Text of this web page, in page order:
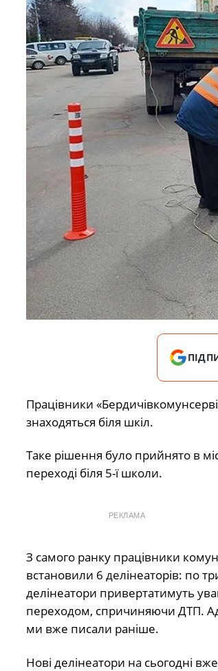
Працівники
знаходяться біля шкіл.
Таке рішення було прийнято в
переході біля 5-ї школи.
РЕКЛАМА
З самого ранку працівники
встановили 6 делінеаторів: по
делінеатори привертатимуть
переходом, спричиняючи ДТП.
ми вже писали раніше.
Нові делінеатори на сьогодні